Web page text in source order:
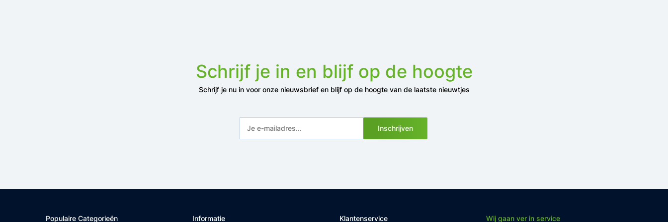
Schrijf je in en blijf op de hoogte
Schrijf je nu in voor onze nieuwsbrief en blijf op de hoogte van de laatste nieuwtjes
Inschrijven
Populaire Categorieën Informatie Klantenservice Wij gaan ver in service